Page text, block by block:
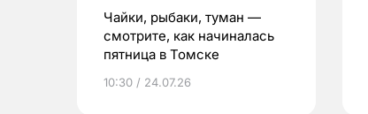
Чайки, рыбаки, туман —
смотрите, как начиналась
пятница в Томске
10:30 / 24.07.26